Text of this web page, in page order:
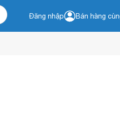
Đăng nhập Bán hàng